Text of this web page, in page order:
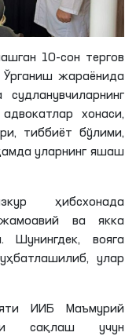
10-сон тергов
жараёнида
хонаси,
тиббиёт бўлими,
уларнинг яшаш
ҳибсхонада
ва якка
Шунингдек, вояга
улар
ИИБ Маъмурий
сақлаш учун